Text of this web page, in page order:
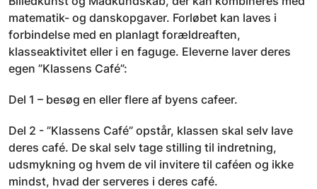
matematik- og danskopgaver. Forløbet kan laves i
forbindelse med en planlagt forældreaften,
klasseaktivitet eller i en faguge. Eleverne laver deres
egen ”Klassens Café”:
Del 1 – besøg en eller flere af byens cafeer.
Del 2 - ”Klassens Café” opstår, klassen skal selv lave
deres café. De skal selv tage stilling til indretning,
udsmykning og hvem de vil invitere til caféen og ikke
mindst, hvad der serveres i deres café.